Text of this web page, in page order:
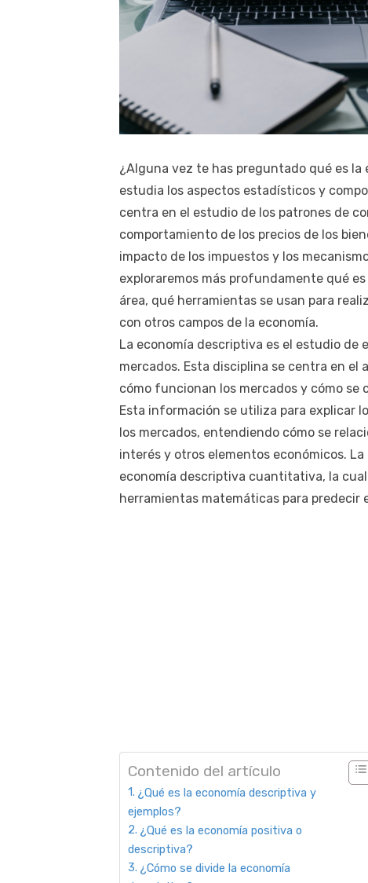
¿Alguna vez te has preguntado qué es
estudia los aspectos estadísticos y
centra en el estudio de los patrones de
comportamiento de los precios de los
impacto de los impuestos y los
exploraremos más profundamente qué
área, qué herramientas se usan para
con otros campos de la economía.
La economía descriptiva es el estudio
mercados. Esta disciplina se centra en el
cómo funcionan los mercados y cómo se
Esta información se utiliza para explicar
los mercados, entendiendo cómo se
interés y otros elementos económicos.
economía descriptiva cuantitativa, la
herramientas matemáticas para predecir
Contenido del artículo
¿Qué es la economía descriptiva y
ejemplos?
¿Qué es la economía positiva o
descriptiva?
¿Cómo se divide la economía